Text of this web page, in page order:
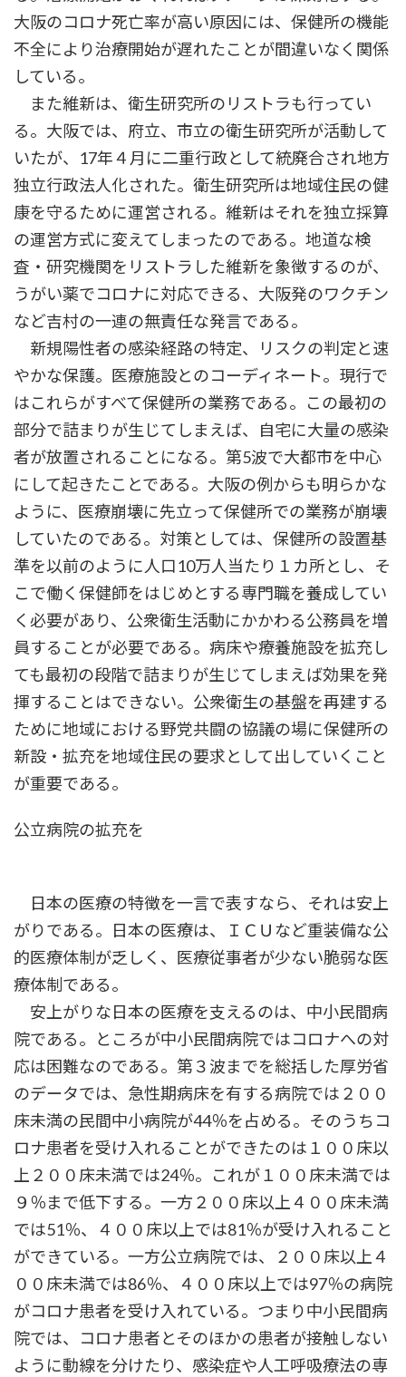
大阪のコロナ死亡率が高い原因には、保健所の機能
不全により治療開始が遅れたことが間違いなく関係
している。
また維新は、衛生研究所のリストラも行ってい
る。大阪では、府立、市立の衛生研究所が活動して
いたが、17年４月に二重行政として統廃合され地方
独立行政法人化された。衛生研究所は地域住民の健
康を守るために運営される。維新はそれを独立採算
の運営方式に変えてしまったのである。地道な検
査・研究機関をリストラした維新を象徴するのが、
うがい薬でコロナに対応できる、大阪発のワクチン
など吉村の一連の無責任な発言である。
新規陽性者の感染経路の特定、リスクの判定と速
やかな保護。医療施設とのコーディネート。現行で
はこれらがすべて保健所の業務である。この最初の
部分で詰まりが生じてしまえば、自宅に大量の感染
者が放置されることになる。第5波で大都市を中心
にして起きたことである。大阪の例からも明らかな
ように、医療崩壊に先立って保健所での業務が崩壊
していたのである。対策としては、保健所の設置基
準を以前のように人口10万人当たり１カ所とし、そ
こで働く保健師をはじめとする専門職を養成してい
く必要があり、公衆衛生活動にかかわる公務員を増
員することが必要である。病床や療養施設を拡充し
ても最初の段階で詰まりが生じてしまえば効果を発
揮することはできない。公衆衛生の基盤を再建する
ために地域における野党共闘の協議の場に保健所の
新設・拡充を地域住民の要求として出していくこと
が重要である。
公立病院の拡充を
日本の医療の特徴を一言で表すなら、それは安上
がりである。日本の医療は、ＩＣＵなど重装備な公
的医療体制が乏しく、医療従事者が少ない脆弱な医
療体制である。
安上がりな日本の医療を支えるのは、中小民間病
院である。ところが中小民間病院ではコロナへの対
応は困難なのである。第３波までを総括した厚労省
のデータでは、急性期病床を有する病院では２００
床未満の民間中小病院が44％を占める。そのうちコ
ロナ患者を受け入れることができたのは１００床以
上２００床未満では24％。これが１００床未満では
９％まで低下する。一方２００床以上４００床未満
では51％、４００床以上では81％が受け入れること
ができている。一方公立病院では、２００床以上４
００床未満では86％、４００床以上では97％の病院
がコロナ患者を受け入れている。つまり中小民間病
院では、コロナ患者とそのほかの患者が接触しない
ように動線を分けたり、感染症や人工呼吸療法の専